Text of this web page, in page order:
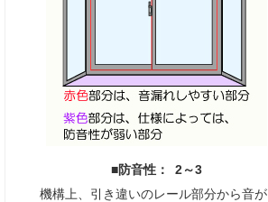
■防音性： 2～3
機構上、引き違いのレール部分から音が